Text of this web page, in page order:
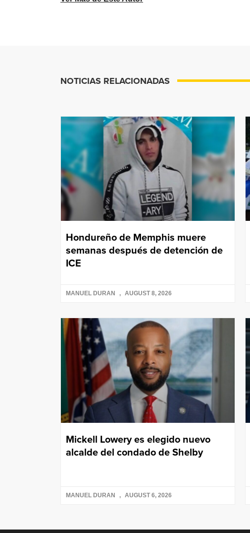
NOTICIAS RELACIONADAS
Hondureño de Memphis muere
semanas después de detención de
ICE
MANUEL DURAN AUGUST 8, 2026
Mickell Lowery es elegido nuevo
alcalde del condado de Shelby
MANUEL DURAN AUGUST 6, 2026